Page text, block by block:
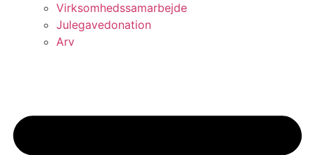
Virksomhedssamarbejde
Julegavedonation
Arv